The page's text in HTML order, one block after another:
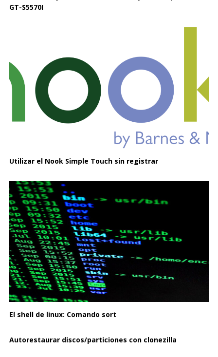
GT-S5570I
Utilizar el Nook Simple Touch sin registrar
El shell de linux: Comando sort
Autorestaurar discos/particiones con clonezilla